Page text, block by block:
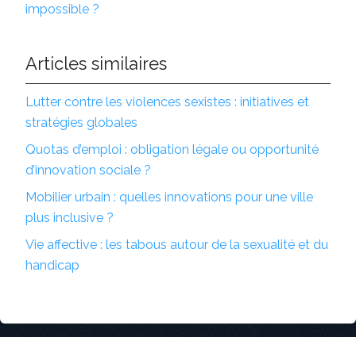
impossible ?
Articles similaires
Lutter contre les violences sexistes : initiatives et
stratégies globales
Quotas d’emploi : obligation légale ou opportunité
d’innovation sociale ?
Mobilier urbain : quelles innovations pour une ville
plus inclusive ?
Vie affective : les tabous autour de la sexualité et du
handicap